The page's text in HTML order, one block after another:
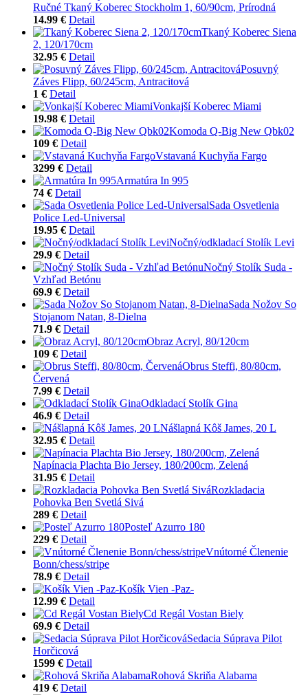
Ručné Tkaný Koberec Stockholm 1, 60/90cm, Prírodná
14.99 € Detail
Tkaný Koberec Siena
2, 120/170cm
32.95 € Detail
Posuvný
Záves Flipp, 60/245cm, Antracitová
1 € Detail
Vonkajší Koberec Miami
19.98 € Detail
Komoda Q-Big New Qbk02
109 € Detail
Vstavaná Kuchyňa Fargo
3299 € Detail
Armatúra In 995
74 € Detail
Sada Osvetlenia
Police Led-Universal
19.95 € Detail
Nočný/odkladací Stolík Levi
29.9 € Detail
Nočný Stolík Suda -
Vzhľad Betónu
69.9 € Detail
Sada Nožov So
Stojanom Natan, 8-Dielna
71.9 € Detail
Obraz Acryl, 80/120cm
109 € Detail
Obrus Steffi, 80/80cm,
Červená
7.99 € Detail
Odkladací Stolík Gina
46.9 € Detail
Nášlapná Kôš James, 20 L
32.95 € Detail
Napínacia Plachta Bio Jersey, 180/200cm, Zelená
31.95 € Detail
Rozkladacia
Pohovka Ben Svetlá Sivá
289 € Detail
Posteľ Azurro 180
229 € Detail
Vnútorné Členenie
Bonn/chess/stripe
78.9 € Detail
Košík Vien -Paz-
12.99 € Detail
Cd Regál Vostan Biely
69.9 € Detail
Sedacia Súprava Pilot
Horčicová
1599 € Detail
Rohová Skriňa Alabama
419 € Detail